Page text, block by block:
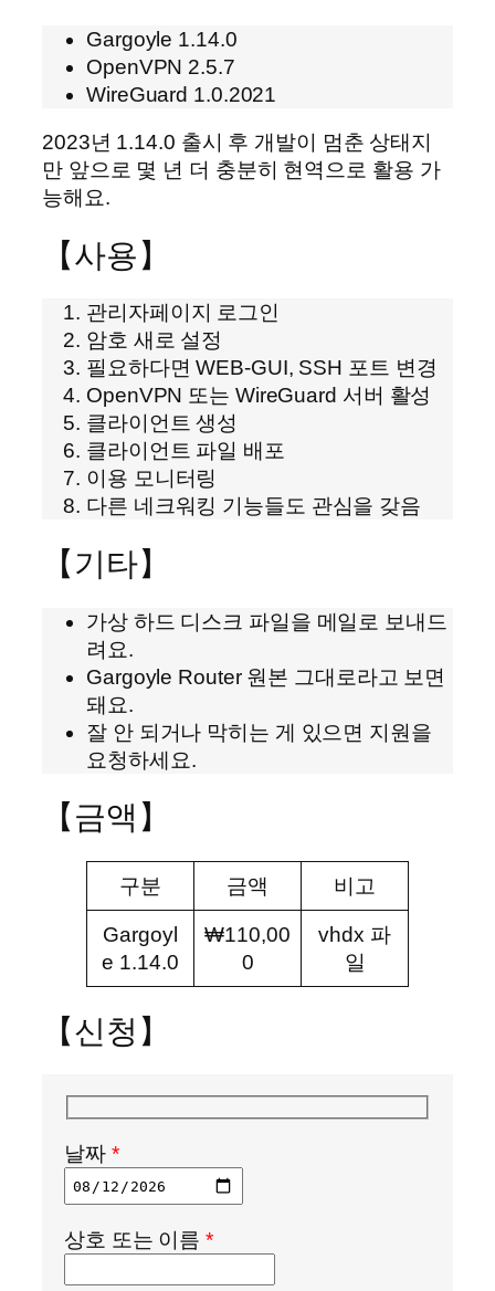
Gargoyle 1.14.0
OpenVPN 2.5.7
WireGuard 1.0.2021
2023년 1.14.0 출시 후 개발이 멈춘 상태지
만 앞으로 몇 년 더 충분히 현역으로 활용 가
능해요.
【사용】
관리자페이지 로그인
암호 새로 설정
필요하다면 WEB-GUI, SSH 포트 변경
OpenVPN 또는 WireGuard 서버 활성
클라이언트 생성
클라이언트 파일 배포
이용 모니터링
다른 네크워킹 기능들도 관심을 갖음
【기타】
가상 하드 디스크 파일을 메일로 보내드
려요.
Gargoyle Router 원본 그대로라고 보면
돼요.
잘 안 되거나 막히는 게 있으면 지원을
요청하세요.
【금액】
구분 금액 비고
Gargoyl
e 1.14.0
₩110,00
0
vhdx 파
일
【신청】
날짜 *
상호 또는 이름*